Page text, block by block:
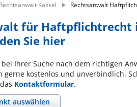
Rechtsanwalt Kassel Rechtsanwalt
für Haftpflichtrecht
Sie hier
bei Ihrer Suche nach dem richtigen
gerne kostenlos und unverbindlich.
Kontaktformular.
auswählen